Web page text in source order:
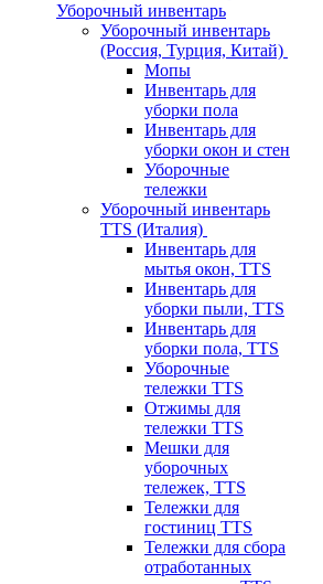
Уборочный инвентарь
Уборочный инвентарь
(Россия, Турция, Китай)
Мопы
Инвентарь для
уборки пола
Инвентарь для
уборки окон и стен
Уборочные
тележки
Уборочный инвентарь
TTS (Италия)
Инвентарь для
мытья окон, TTS
Инвентарь для
уборки пыли, TTS
Инвентарь для
уборки пола, TTS
Уборочные
тележки TTS
Отжимы для
тележки TTS
Мешки для
уборочных
тележек, TTS
Тележки для
гостиниц TTS
Тележки для сбора
отработанных